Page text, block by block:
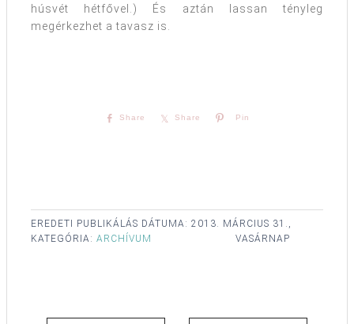
húsvét hétfővel.) És aztán lassan tényleg
megérkezhet a tavasz is.
Share Share Pin
EREDETI PUBLIKÁLÁS DÁTUMA: 2013. MÁRCIUS 31.,
VASÁRNAP
KATEGÓRIA: ARCHÍVUM